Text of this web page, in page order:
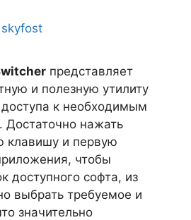
skyfost
представляет
и полезную утилиту
к необходимым
нажать
клавишу и первую
чтобы
доступного софта, из
выбрать требуемое и
значительно